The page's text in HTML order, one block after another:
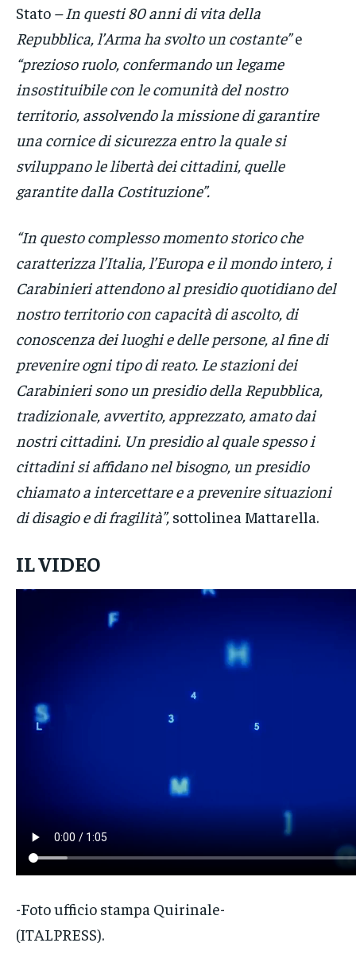
Stato – In questi 80 anni di vita della
Repubblica, l’Arma ha svolto un costante”e
“prezioso ruolo, confermando un legame
insostituibile con le comunità del nostro
territorio, assolvendo la missione di garantire
una cornice di sicurezza entro la quale si
sviluppano le libertà dei cittadini, quelle
garantite dalla Costituzione”.
“In questo complesso momento storico che
caratterizza l’Italia, l’Europa e il mondo intero, i
Carabinieri attendono al presidio quotidiano del
nostro territorio con capacità di ascolto, di
conoscenza dei luoghi e delle persone, al fine di
prevenire ogni tipo di reato. Le stazioni dei
Carabinieri sono un presidio della Repubblica,
tradizionale, avvertito, apprezzato, amato dai
nostri cittadini. Un presidio al quale spesso i
cittadini si affidano nel bisogno, un presidio
chiamato a intercettare e a prevenire situazioni
di disagio e di fragilità”, sottolinea Mattarella.
IL VIDEO
-Foto ufficio stampa Quirinale-
(ITALPRESS).